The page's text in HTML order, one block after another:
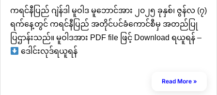
ကရင်နီပြည် ဂျဲန်ဒါ မူဝါဒ မူဘောင်အား ၂၀၂၅ ခုနှစ်၊ ဇွန်လ (၇)
ရက်နေ့တွင် ကရင်နီပြည် အတိုင်ပင်ခံကောင်စီမှ အတည်ပြု
ပြဌာန်းသည်။ မူဝါဒအား PDF file ဖြင့် Download ရယူရန် –
ဒေါင်းလုဒ်ရယူရန်
Read More »